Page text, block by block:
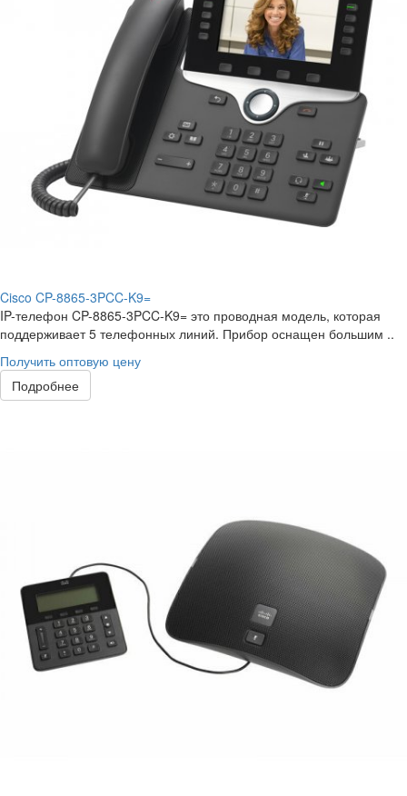
Cisco CP-8865-3PCC-K9=
IP-телефон CP-8865-3PCC-K9= это проводная модель, которая
поддерживает 5 телефонных линий. Прибор оснащен большим ..
Получить оптовую цену
Подробнее